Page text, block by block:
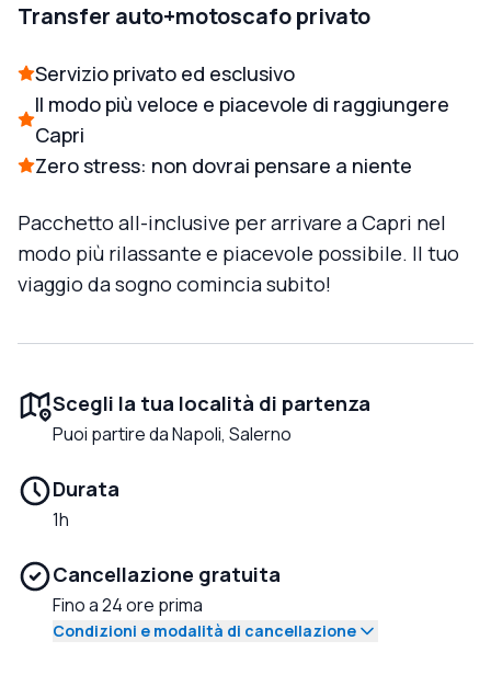
Transfer auto+motoscafo privato
Servizio privato ed esclusivo
Il modo più veloce e piacevole di raggiungere
Capri
Zero stress: non dovrai pensare a niente
Pacchetto all-inclusive per arrivare a Capri nel
modo più rilassante e piacevole possibile. Il tuo
viaggio da sogno comincia subito!
Scegli la tua località di partenza
Puoi partire da Napoli, Salerno
Durata
1h
Cancellazione gratuita
Fino a 24 ore prima
Condizioni e modalità di cancellazione